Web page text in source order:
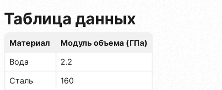
Таблица данных
Материал
Модуль объема (ГПа)
Вода
2.2
Сталь
160